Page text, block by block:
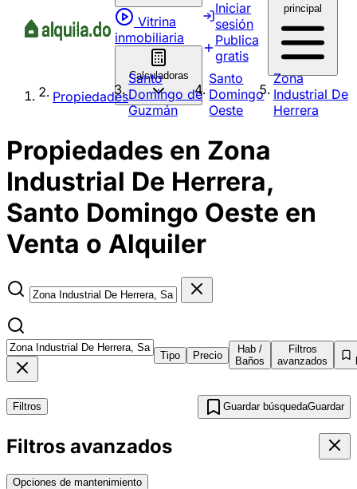
Vitrina
inmobiliaria
Calculadoras
Iniciar
sesión
Publica
gratis
principal
Propiedades
Santo
Domingo de
Guzmán
Santo
Domingo
Oeste
Zona
Industrial De
Herrera
Propiedades en Zona
Industrial De Herrera,
Santo Domingo Oeste en
Venta o Alquiler
Tipo Precio
Hab /
Baños
Filtros
avanzados
Filtros Guardar búsquedaGuardar
Filtros avanzados
Opciones de mantenimiento